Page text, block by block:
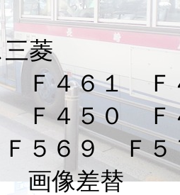
菱
Ｆ４６１
Ｆ４５０
５６９ Ｆ
画像差替